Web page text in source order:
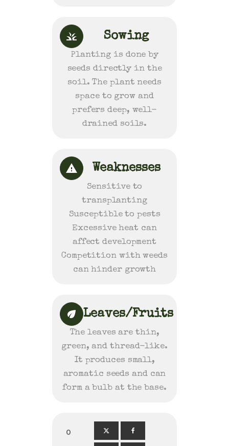
Sowing
Planting is done by
seeds directly in the
soil. The plant needs
space to grow and
prefers deep, well-
drained soils.
Weaknesses
Sensitive to
transplanting
Susceptible to pests
Excessive heat can
affect development
Competition with weeds
can hinder growth
Leaves/Fruits
The leaves are thin,
green, and thread-like.
It produces small,
aromatic seeds and can
form a bulb at the base.
0